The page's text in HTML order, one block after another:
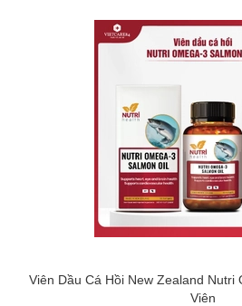
Viên Dầu Cá Hồi New Zealand Nutri
Viên